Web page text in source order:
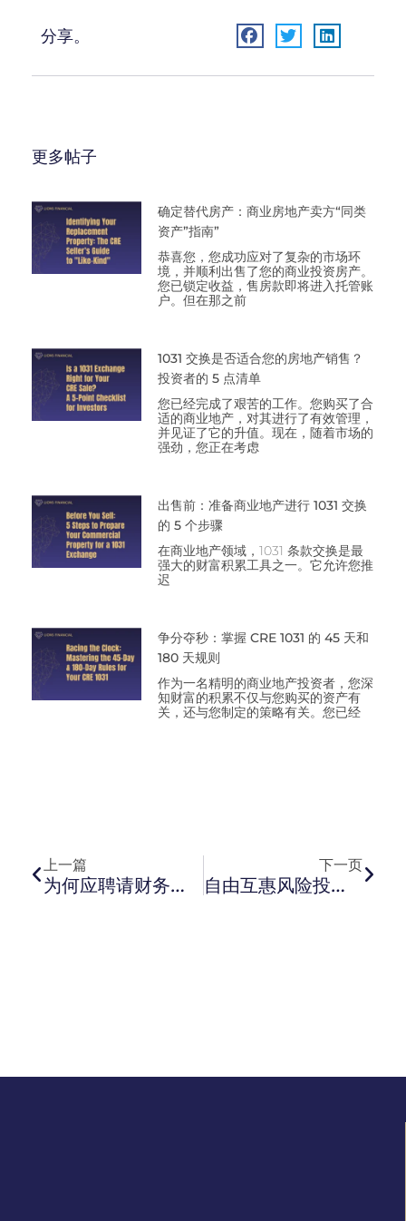
分享。
更多帖子
确定替代房产：商业房地产卖方“同类
资产”指南”
恭喜您，您成功应对了复杂的市场环
境，并顺利出售了您的商业投资房产。
您已锁定收益，售房款即将进入托管账
户。但在那之前
1031 交换是否适合您的房地产销售？
投资者的 5 点清单
您已经完成了艰苦的工作。您购买了合
适的商业地产，对其进行了有效管理，
并见证了它的升值。现在，随着市场的
强劲，您正在考虑
出售前：准备商业地产进行 1031 交换
的 5 个步骤
在商业地产领域，1031 条款交换是最
强大的财富积累工具之一。它允许您推
迟
争分夺秒：掌握 CRE 1031 的 45 天和
180 天规则
作为一名精明的商业地产投资者，您深
知财富的积累不仅与您购买的资产有
关，还与您制定的策略有关。您已经
上一篇
为何应聘请财务顾问进行尽职调查？释放专业知识和效率的力量
下一页
自由互惠风险投资公司分析